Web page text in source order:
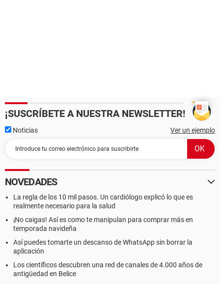
¡SUSCRÍBETE A NUESTRA NEWSLETTER!
Noticias Ver un ejemplo
NOVEDADES
La regla de los 10 mil pasos. Un cardiólogo explicó lo que es
realmente necesario para la salud
¡No caigas! Así es como te manipulan para comprar más en
temporada navideña
Así puedes tomarte un descanso de WhatsApp sin borrar la
aplicación
Los científicos descubren una red de canales de 4.000 años de
antigüedad en Belice